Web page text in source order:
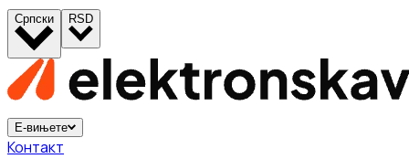
Српски RSD
Е-вињете
Контакт